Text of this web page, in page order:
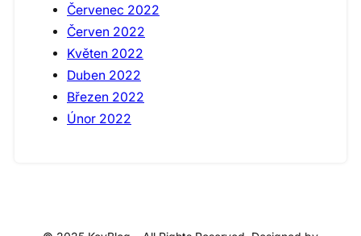
Červenec 2022
Červen 2022
Květen 2022
Duben 2022
Březen 2022
Únor 2022